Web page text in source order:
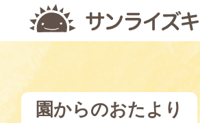
園からのおたより